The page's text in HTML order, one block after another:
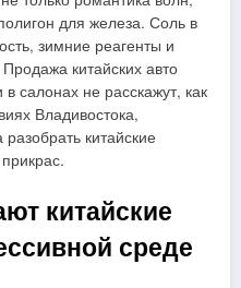
для железа. Соль в
зимние реагенты и
китайских авто
салонах не расскажут, как
Владивостока,
китайские
китайские
среде